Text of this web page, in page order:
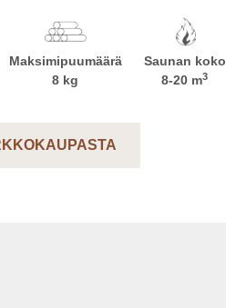
Maksimipuumäärä
8 kg
Saunan koko
8-20 m3